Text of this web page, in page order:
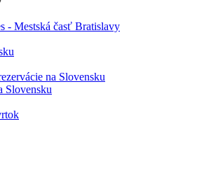
- Mestská časť Bratislavy
na Slovensku
Slovensku